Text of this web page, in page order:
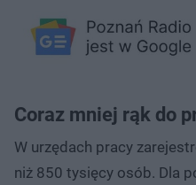
Coraz mniej rąk do
W urzędach pracy
niż 850 tysięcy osób. Dla